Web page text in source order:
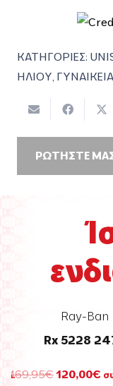
ΚΑΤΗΓΟΡΙΕΣ:
ΗΛΙΟΥ
ΡΩΤΗΣΤΕ
Ray-Ban
Rx 5228
169,95€ Original
120,00€ Η